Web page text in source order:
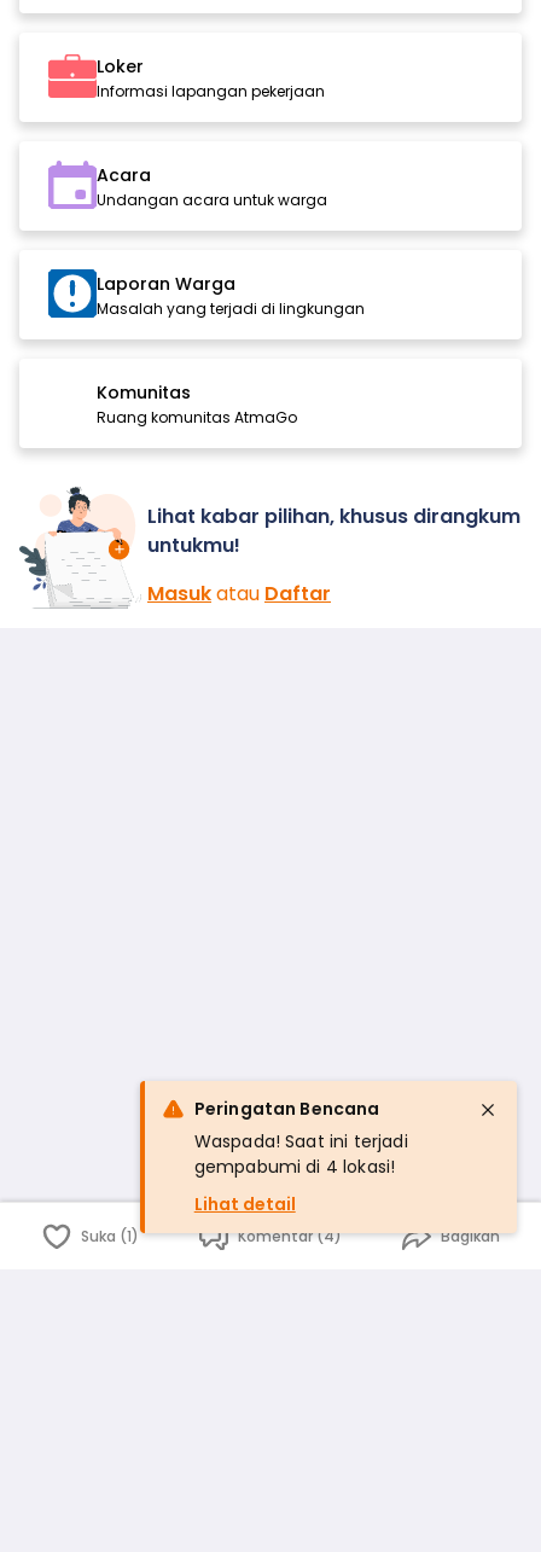
Loker
Informasi lapangan pekerjaan
Acara
Undangan acara untuk warga
Laporan Warga
Masalah yang terjadi di lingkungan
Komunitas
Ruang komunitas AtmaGo
Lihat kabar pilihan, khusus dirangkum
untukmu!
Masukatau Daftar
Suka (1) Komentar (4) Bagikan
Peringatan Bencana
Waspada! Saat ini terjadi
gempabumi di 4 lokasi!
Lihat detail